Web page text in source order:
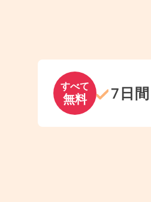
すべて
無料 7日間